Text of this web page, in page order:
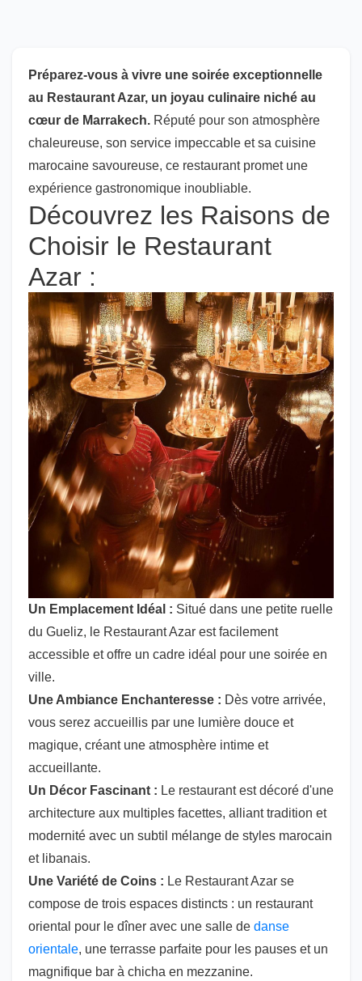
Préparez-vous à vivre une soirée exceptionnelle
au Restaurant Azar, un joyau culinaire niché au
cœur de Marrakech. Réputé pour son atmosphère
chaleureuse, son service impeccable et sa cuisine
marocaine savoureuse, ce restaurant promet une
expérience gastronomique inoubliable.
Découvrez les Raisons de
Choisir le Restaurant
Azar :
Un Emplacement Idéal : Situé dans une petite ruelle
du Gueliz, le Restaurant Azar est facilement
accessible et offre un cadre idéal pour une soirée en
ville.
Une Ambiance Enchanteresse : Dès votre arrivée,
vous serez accueillis par une lumière douce et
magique, créant une atmosphère intime et
accueillante.
Un Décor Fascinant : Le restaurant est décoré d'une
architecture aux multiples facettes, alliant tradition et
modernité avec un subtil mélange de styles marocain
et libanais.
Une Variété de Coins : Le Restaurant Azar se
compose de trois espaces distincts : un restaurant
oriental pour le dîner avec une salle de danse
orientale, une terrasse parfaite pour les pauses et un
magnifique bar à chicha en mezzanine.